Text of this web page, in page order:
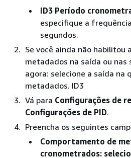
ID3 Período
especifique a
segundos.
Se você ainda não habilitou
metadados na saída ou nas
agora: selecione a saída na
metadados. ID3
Vá para Configurações de
Configurações de PID.
Preencha os seguintes
Comportamento de
cronometrados: